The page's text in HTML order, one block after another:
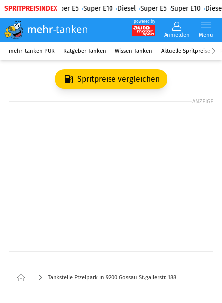
SPRITPREISINDEX
Diesel Super E5 Super E10 Diesel Super E5 Super E10 Diesel
powered by
Anmelden Menü
mehr-tanken PUR Ratgeber Tanken Wissen Tanken Aktuelle Spritpreise
Spritpreise vergleichen
ANZEIGE
Tankstelle Etzelpark in 9200 Gossau St.gallerstr. 188